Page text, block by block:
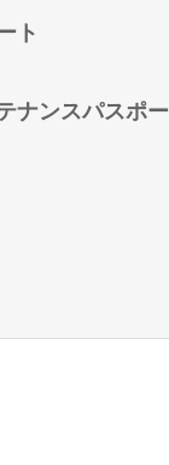
ト
ナンスパスポー